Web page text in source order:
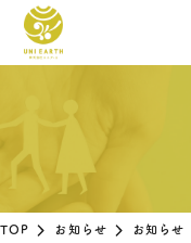
TOP お知らせ お知らせ